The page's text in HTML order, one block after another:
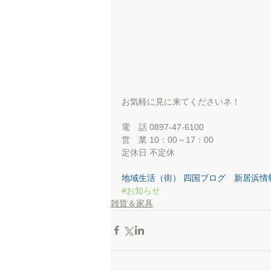
お気軽に見に来てくださいネ！
電　話 0897-47-6100
営　業 10：00～17：00
定休日 不定休
地域生活（街） 四国ブログ　新居浜情
#お知らせ
雑貨＆家具